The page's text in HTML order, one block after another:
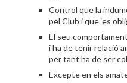
Control que la
pel Club i que ‘es
El seu
i ha de tenir relació
per tant ha de ser
Excepte en els